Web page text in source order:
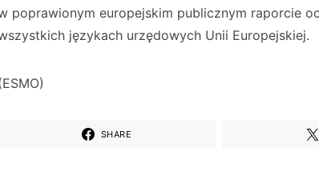
poprawionym europejskim publicznym raporcie
językach urzędowych Unii Europejskiej.
SHARE